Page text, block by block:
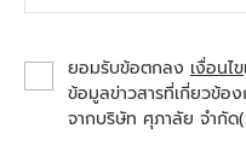
ยอมรับข้อตกลง เงื่อนไข
ข้อมูลข่าวสารที่เกี่ยวข้
จากบริษัท ศุภาลัย จำกัด